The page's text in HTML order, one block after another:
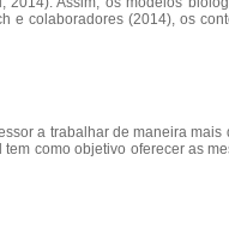
colaboradores (2014), os
a trabalhar de maneira
como objetivo oferecer as